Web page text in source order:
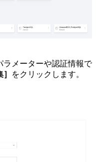
ラメーターや認証情報で
をクリックします。